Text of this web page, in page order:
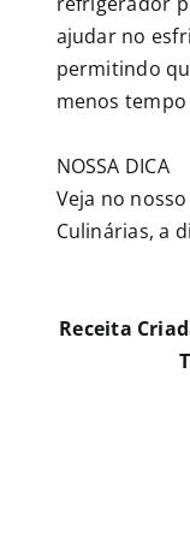
ajudar no
permitindo
menos
NOSSA DICA
Veja no
Culinárias, a
Receita